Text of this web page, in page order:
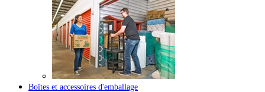
Boîtes et accessoires d'emballage